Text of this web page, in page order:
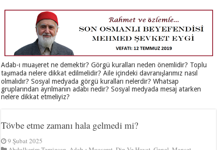
Adab-ı muaşeret ne demektir? Görgü kuralları neden önemlidir? Toplu
taşımada nelere dikkat edilmelidir? Aile içindeki davranışlarımız nasıl
olmalıdır? Sosyal medyada görgü kuralları nelerdir? Whatsap
gruplarından ayrılmanın adabı nedir? Sosyal medyada mesaj atarken
nelere dikkat etmeliyiz?
Tövbe etme zamanı hala gelmedi mi?
9 Şubat 2025